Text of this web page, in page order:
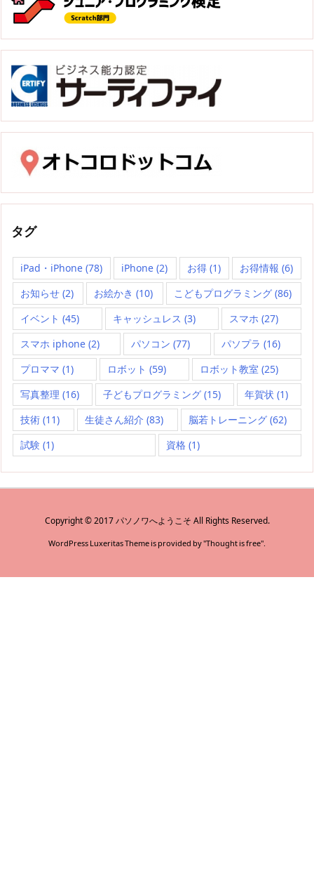
タグ
iPad・iPhone (78) iPhone (2) お得(1) お得情報 (6)
お知らせ (2) お絵かき (10) こどもプログラミング(86)
イベント (45) キャッシュレス (3) スマホ (27)
スマホ iphone (2) パソコン (77) パソプラ (16)
プロママ (1) ロボット (59) ロボット教室 (25)
写真整理 (16) 子どもプログラミング (15) 年賀状 (1)
技術 (11) 生徒さん紹介 (83) 脳若トレーニング (62)
試験 (1) 資格 (1)
Copyright ©2017 パソノワへようこそ All Rights Reserved.
WordPress Luxeritas Theme is provided by "Thought is free".